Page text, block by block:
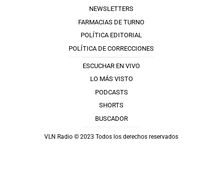
NEWSLETTERS
FARMACIAS DE TURNO
POLÍTICA EDITORIAL
POLÍTICA DE CORRECCIONES
ESCUCHAR EN VIVO
LO MÁS VISTO
PODCASTS
SHORTS
BUSCADOR
VLN Radio © 2023 Todos los derechos reservados